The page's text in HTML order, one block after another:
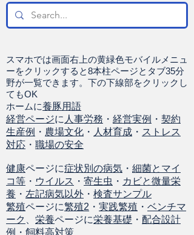
スマホでは画面右上の黄緑色モバイルメニュ
ーをクリックすると8本柱ページとタブ35分
野が一覧できます。下の下線部をクリックし
てもOK
ホームに養豚用語
経営ページに 人事労務 ・ 経営実例 ・ 契約
生産例 ・ 農場文化 ・ 人材育成 ・ ストレス
対応 ・ 職場の安全
健康ページに症状別の病気 ・ 細菌とマイ
コ等 ・ ウイルス ・ 寄生虫 ・ カビと微量栄
養 ・ 左記病気以外 ・ 検査サンプル
繁殖ページに繁殖2 ・ 実践繁殖 ・ ベンチマ
ーク
栄養ページに栄養基礎 ・ 配合設計
例 ・ 飼料高対策